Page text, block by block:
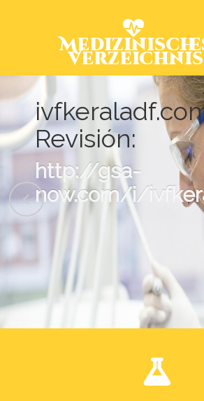
Verzeichnis
Revisión:
http://gsa-
now.com/i/